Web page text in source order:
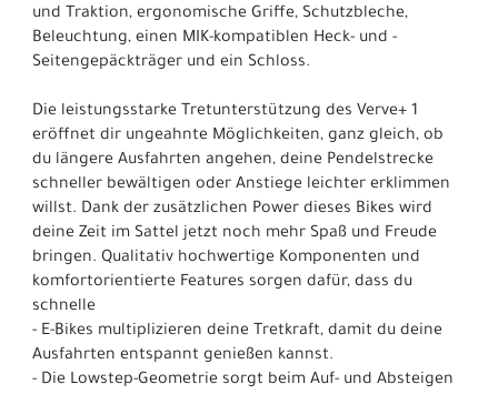
und Traktion, ergonomische Griffe, Schutzbleche,
Beleuchtung, einen MIK-kompatiblen Heck- und -
Seitengepäckträger und ein Schloss.
Die leistungsstarke Tretunterstützung des Verve+ 1
eröffnet dir ungeahnte Möglichkeiten, ganz gleich, ob
du längere Ausfahrten angehen, deine Pendelstrecke
schneller bewältigen oder Anstiege leichter erklimmen
willst. Dank der zusätzlichen Power dieses Bikes wird
deine Zeit im Sattel jetzt noch mehr Spaß und Freude
bringen. Qualitativ hochwertige Komponenten und
komfortorientierte Features sorgen dafür, dass du
schnelle
- E-Bikes multiplizieren deine Tretkraft, damit du deine
Ausfahrten entspannt genießen kannst.
- Die Lowstep-Geometrie sorgt beim Auf- und Absteigen